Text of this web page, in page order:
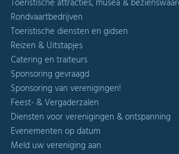
Toeristische attracties, musea &
Rondvaartbedrijven
Toeristische diensten en gidsen
Reizen & Uitstapjes
Catering en traiteurs
Sponsoring gevraagd
Sponsoring van verenigingen!
Feest- & Vergaderzalen
Diensten voor verenigingen & ontspanning
Evenementen op datum
Meld uw vereniging aan